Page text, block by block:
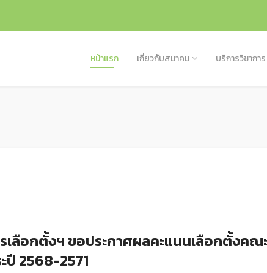
หน้าแรก เกี่ยวกับสมาคม บริการวิชากา
เลือกตั้งฯ ขอประกาศผลคะแนนเลือกตั้งคณ
ปี 2568-2571